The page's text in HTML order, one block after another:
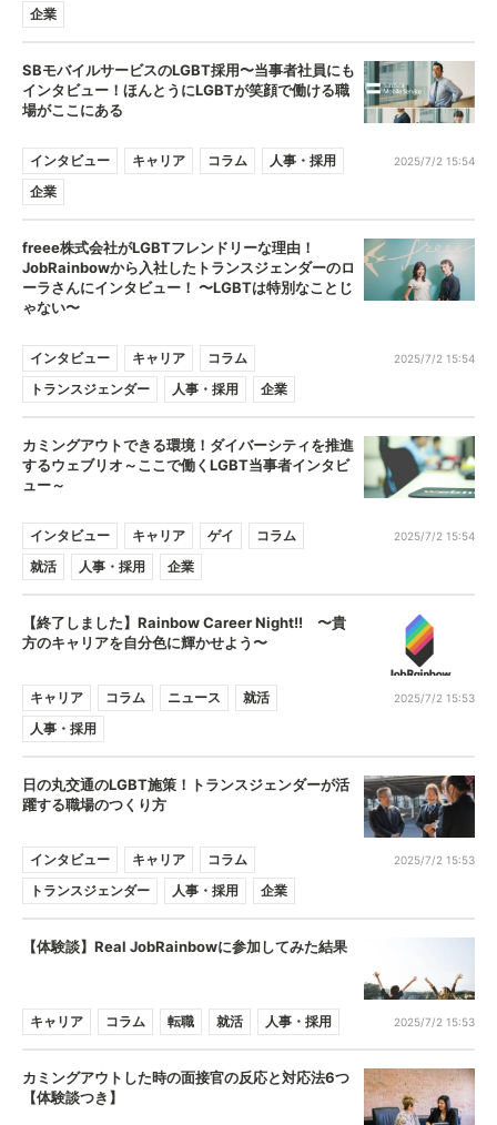
企業
SBモバイルサービスのLGBT採用〜当事者社員にも
インタビュー！ほんとうにLGBTが笑顔で働ける職
場がここにある
インタビュー キャリア コラム
人事・採用
企業
2025/7/2 15:54
freee株式会社がLGBTフレンドリーな理由！
JobRainbowから入社したトランスジェンダーのロ
ーラさんにインタビュー！ 〜LGBTは特別なことじ
ゃない〜
インタビュー キャリア
コラム
トランスジェンダー
人事・採用 企業
2025/7/2 15:54
カミングアウトできる環境！ダイバーシティを推進
するウェブリオ～ここで働くLGBT当事者インタビ
ュー～
インタビュー キャリア ゲイ
コラム
就活
人事・採用 企業
2025/7/2 15:54
【終了しました】Rainbow Career Night!! 〜貴
方のキャリアを自分色に輝かせよう〜
キャリア コラム ニュース
就活
人事・採用
2025/7/2 15:53
日の丸交通のLGBT施策！トランスジェンダーが活
躍する職場のつくり方
インタビュー キャリア
コラム
トランスジェンダー
人事・採用 企業
2025/7/2 15:53
【体験談】Real JobRainbowに参加してみた結果
キャリア コラム 転職 就活 人事・採用 2025/7/2 15:53
カミングアウトした時の面接官の反応と対応法6つ
【体験談つき】